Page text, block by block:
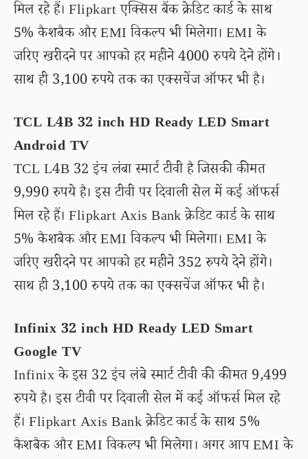
मिल रहे हैं। Flipkart एक्सिस बैंक क्रेडिट कार्ड के साथ
5% कैशबैक और EMI विकल्प भी मिलेगा। EMI के
जरिए खरीदने पर आपको हर महीने 4000 रुपये देने होंगे।
साथ ही 3,100 रुपये तक का एक्सचेंज ऑफर भी है।
TCL L4B 32 inch HD Ready LED Smart
Android TV
TCL L4B 32 इंच लंबा स्मार्ट टीवी है जिसकी कीमत
9,990 रुपये है। इस टीवी पर दिवाली सेल में कई ऑफर्स
मिल रहे हैं। Flipkart Axis Bank क्रेडिट कार्ड के साथ
5% कैशबैक और EMI विकल्प भी मिलेगा। EMI के
जरिए खरीदने पर आपको हर महीने 352 रुपये देने होंगे।
साथ ही 3,100 रुपये तक का एक्सचेंज ऑफर भी है।
Infinix 32 inch HD Ready LED Smart
Google TV
Infinix के इस 32 इंच लंबे स्मार्ट टीवी की कीमत 9,499
रुपये है। इस टीवी पर दिवाली सेल में कई ऑफर्स मिल रहे
हैं। Flipkart Axis Bank क्रेडिट कार्ड के साथ 5%
कैशबैक और EMI विकल्प भी मिलेगा। अगर आप EMI के